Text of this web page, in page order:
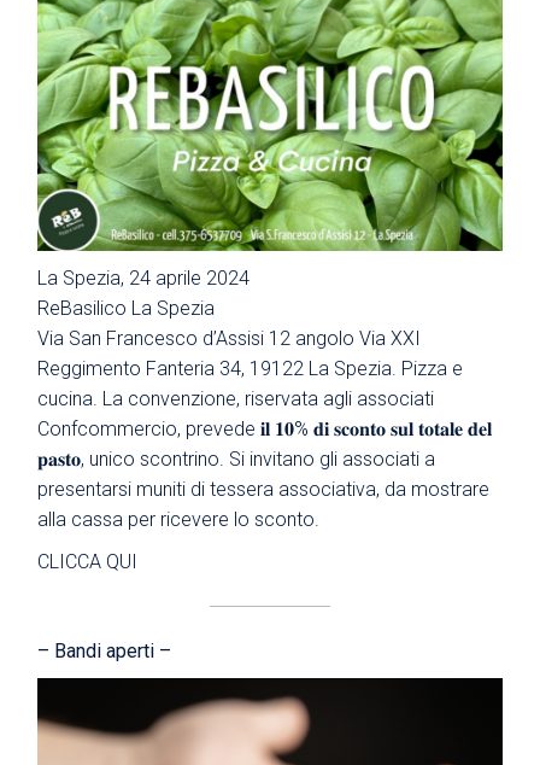
La Spezia, 24 aprile 2024
ReBasilico La Spezia
Via San Francesco d’Assisi 12 angolo Via XXI
Reggimento Fanteria 34, 19122 La Spezia. Pizza e
cucina. La convenzione, riservata agli associati
Confcommercio, prevede 𝐢𝐥 𝟏𝟎% 𝐝𝐢 𝐬𝐜𝐨𝐧𝐭𝐨 𝐬𝐮𝐥 𝐭𝐨𝐭𝐚𝐥𝐞 𝐝𝐞𝐥
𝐩𝐚𝐬𝐭𝐨, unico scontrino. Si invitano gli associati a
presentarsi muniti di tessera associativa, da mostrare
alla cassa per ricevere lo sconto.
CLICCA QUI
– Bandi aperti –